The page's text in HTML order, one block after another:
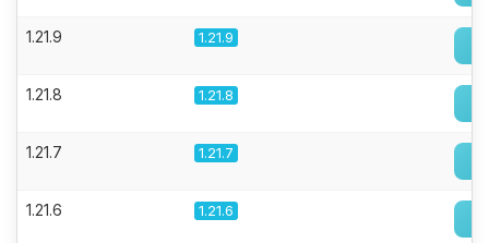
1.21.9 1.21.9
1.21.8 1.21.8
1.21.7 1.21.7
1.21.6 1.21.6